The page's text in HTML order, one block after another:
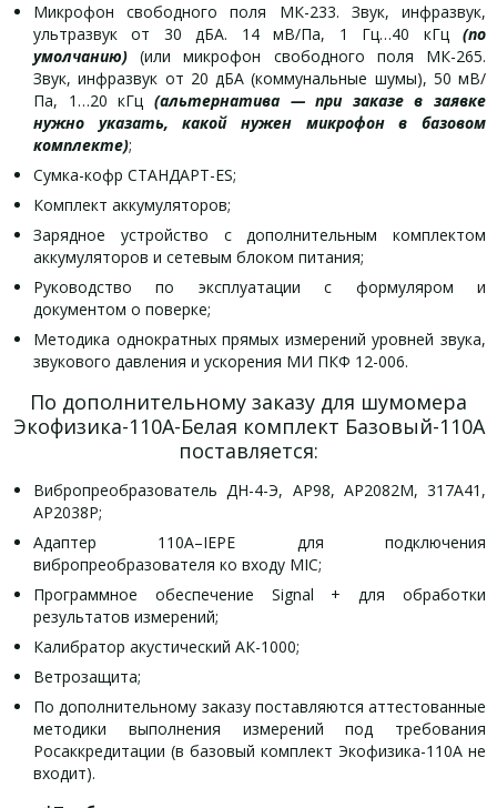
Микрофон свободного поля МК-233. Звук, инфразвук,
ультразвук от 30 дБА. 14 мВ/Па, 1 Гц…40 кГц (по
умолчанию) (или микрофон свободного поля МК-265.
Звук, инфразвук от 20 дБА (коммунальные шумы), 50 мВ/
Па, 1…20 кГц (альтернатива — при заказе в заявке
нужно указать, какой нужен микрофон в базовом
комплекте);
Сумка-кофр СТАНДАРТ-ES;
Комплект аккумуляторов;
Зарядное устройство с дополнительным комплектом
аккумуляторов и сетевым блоком питания;
Руководство по эксплуатации с формуляром и
документом о поверке;
Методика однократных прямых измерений уровней звука,
звукового давления и ускорения МИ ПКФ 12-006.
По дополнительному заказу для шумомера
Экофизика-110А-Белая комплект Базовый-110А
поставляется:
Вибропреобразователь ДН-4-Э, АР98, АР2082М, 317А41,
АР2038Р;
Адаптер 110А–IEPE для подключения
вибропреобразователя ко входу MIC;
Программное обеспечение Signal + для обработки
результатов измерений;
Калибратор акустический АК-1000;
Ветрозащита;
По дополнительному заказу поставляются аттестованные
методики выполнения измерений под требования
Росаккредитации (в базовый комплект Экофизика-110А не
входит).